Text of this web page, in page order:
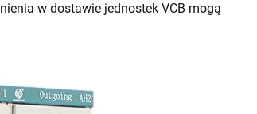
w dostawie jednostek VCB mogą